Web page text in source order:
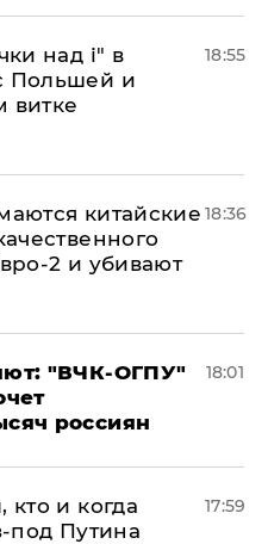
над і" в
Польшей и
витке
18:55
китайские
2 и убивают
18:36
"ВЧК-ОГПУ"
россиян
18:01
кто и когда
под Путина
17:59